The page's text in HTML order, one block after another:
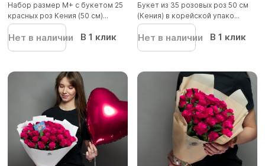
Набор размер М+ с букетом 25
красных роз Кения (50 см)...
Нет в наличии В 1 клик
Букет из 35 розовых роз 50 см
(Кения) в корейской упако...
Нет в наличии В 1 клик